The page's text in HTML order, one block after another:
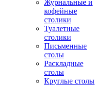
Журнальные и
кофейные
столики
Туалетные
столики
Письменные
столы
Раскладные
столы
Круглые столы